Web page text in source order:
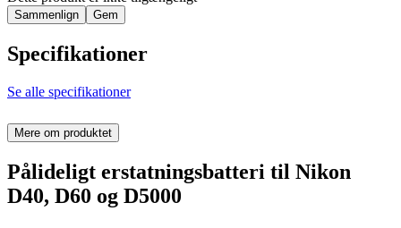
Sammenlign Gem
Specifikationer
Se alle specifikationer
Mere om produktet
Pålideligt erstatningsbatteri til Nikon
D40, D60 og D5000